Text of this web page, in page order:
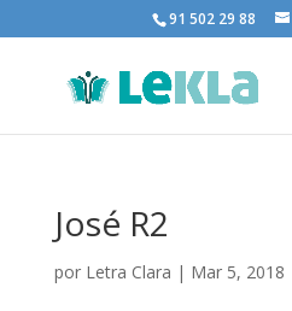
91 502 29 88
José R2
por Letra Clara | Mar 5, 2018